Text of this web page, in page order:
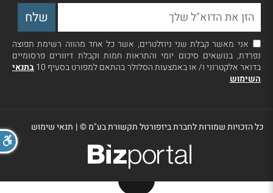
אני מאשר קבלת שני ניוזלטרים, אשר כל אחד מהווה רשימת תפוצה
נפרדת, בנושאים סיכום יומי והתראות חמות וקבלת דיוורים פרסומיים
בדואר אלקטרוני ו/ או באמצעות הסלולר בהתאם למפורט בסעיף 10
בתנאי
השימוש
כל הזכויות שמורות לחברת ביזפורטל תקשורת בע"מ ©| תנאי שימוש